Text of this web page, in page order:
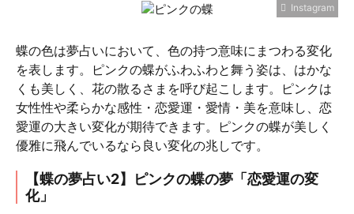
Instagram
蝶の色は夢占いにおいて、色の持つ意味にまつわる変化
を表します。ピンクの蝶がふわふわと舞う姿は、はかな
くも美しく、花の散るさまを呼び起こします。ピンクは
女性性や柔らかな感性・恋愛運・愛情・美を意味し、恋
愛運の大きい変化が期待できます。ピンクの蝶が美しく
優雅に飛んでいるなら良い変化の兆しです。
【蝶の夢占い2】ピンクの蝶の夢「恋愛運の変
化」